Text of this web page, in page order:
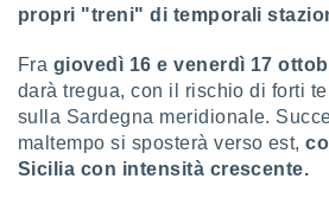
dei
e degli
propri "treni" di temporali
Fra giovedì 16 e venerdì 17
darà tregua, con il rischio di forti
sulla Sardegna meridionale.
maltempo si sposterà verso est,
Sicilia con intensità crescente.